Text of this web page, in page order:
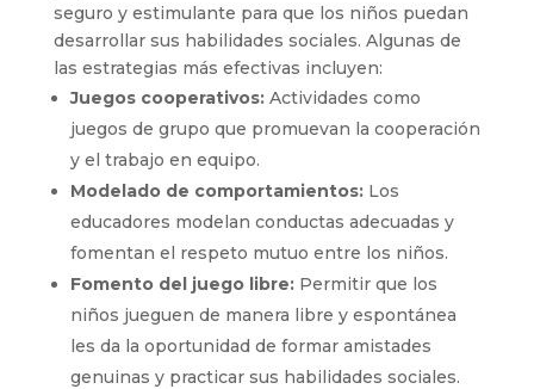
seguro y estimulante para que los niños puedan
desarrollar sus habilidades sociales. Algunas de
las estrategias más efectivas incluyen:
Juegos cooperativos:Actividades como
juegos de grupo que promuevan la cooperación
y el trabajo en equipo.
Modelado de comportamientos:Los
educadores modelan conductas adecuadas y
fomentan el respeto mutuo entre los niños.
Fomento del juego libre:Permitir que los
niños jueguen de manera libre y espontánea
les da la oportunidad de formar amistades
genuinas y practicar sus habilidades sociales.